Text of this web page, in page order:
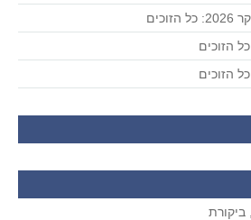
הזוכים
ביקורת